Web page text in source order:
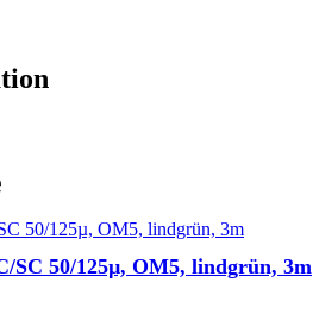
SC 50/125µ, OM5, lindgrün, 3m